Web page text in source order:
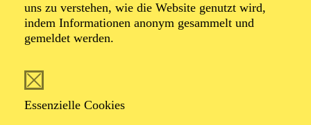
uns zu verstehen, wie die Website genutzt wird,
indem Informationen anonym gesammelt und
gemeldet werden.
Essenzielle Cookies
von Christoph Frick, Lothar Kittstein und Akteur*innen
der Essener Innenstadt